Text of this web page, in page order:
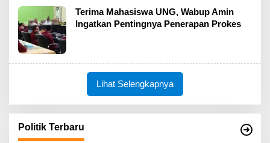
Terima Mahasiswa UNG, Wabup Amin
Ingatkan Pentingnya Penerapan Prokes
Lihat Selengkapnya
Politik Terbaru